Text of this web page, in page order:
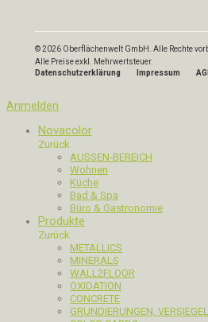
© 2026 Oberflächenwelt GmbH. Alle Rechte
Alle Preise exkl. Mehrwertsteuer.
Datenschutzerklärung
Impressum
Anmelden
Novacolor
Zurück
AUSSEN-BEREICH
Wohnen
Küche
Bad & Spa
Büro & Gastronomie
Produkte
Zurück
METALLICS
MINERALS
WALL2FLOOR
OXIDATION
CONCRETE
GRUNDIERUNGEN,